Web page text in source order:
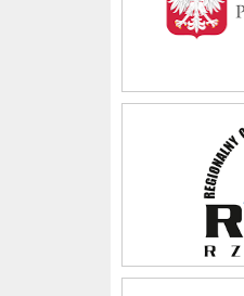
Regionalny Ośrodek
Podkarpacki Urząd